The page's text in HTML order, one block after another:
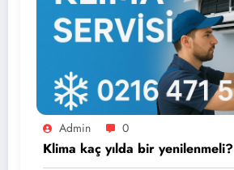
Admin 0
Klima kaç yılda bir yenilenmeli?